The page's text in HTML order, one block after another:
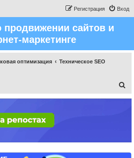
Вход
Регистрация
сайтов и
маркетинге
оптимизация
Техническое SEO